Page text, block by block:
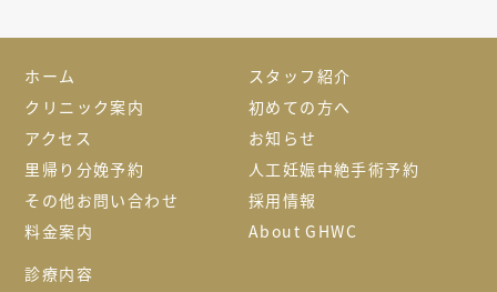
ホーム
スタッフ紹介
クリニック案内
初めての方へ
アクセス
お知らせ
里帰り分娩予約
人工妊娠中絶手術予約
その他お問い合わせ
採用情報
料金案内
About GHWC
診療内容